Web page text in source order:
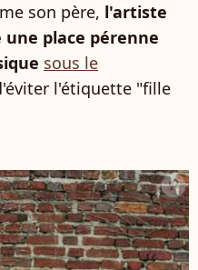
son père, l'artiste
une place pérenne
sous le
l'étiquette "fille